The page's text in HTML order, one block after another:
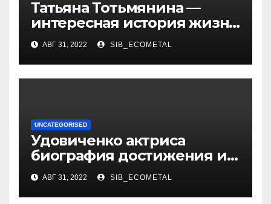
Татьяна Тотьмянина —
интересная история жизни
российской фигуристки
АВГ 31, 2022 SIB_ECOMETAL
UNCATEGORISED
Удовиченко актриса
биография достижения и
интересные факты
АВГ 31, 2022 SIB_ECOMETAL